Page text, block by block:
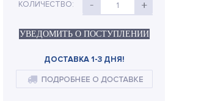
1
КОЛИЧЕСТВО:
УВЕДОМИТЬ О ПОСТУПЛЕНИИ
ДОСТАВКА 1-3 ДНЯ!